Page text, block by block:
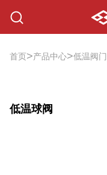
首页>产品中心>低温阀门
低温球阀